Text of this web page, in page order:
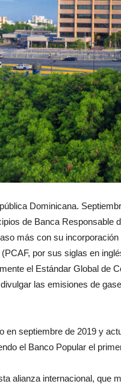
Dominicana.
de Banca Responsable
más con su
por sus siglas en
el Estándar Global de
las emisiones de
en septiembre de 2019 y
el Banco Popular el
alianza internacional, que